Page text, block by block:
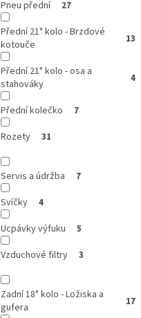
Pneu přední 27
Přední 21" kolo - Brzdové
kotouče
13
Přední 21" kolo - osa a
stahováky
4
Přední kolečko 7
Rozety 31
Servis a údržba 7
Svíčky 4
Ucpávky výfuku 5
Vzduchové filtry 3
Zadní 18" kolo - Ložiska a
gufera
17